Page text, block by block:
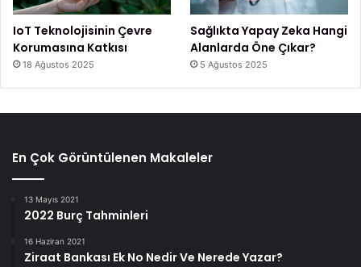
IoT Teknolojisinin Çevre
Korumasına Katkısı
18 Ağustos 2025
Sağlıkta Yapay Zeka Hangi
Alanlarda Öne Çıkar?
5 Ağustos 2025
En Çok Görüntülenen Makaleler
13 Mayıs 2021
2022 Burç Tahminleri
16 Haziran 2021
Ziraat Bankası Ek No Nedir Ve Nerede Yazar?